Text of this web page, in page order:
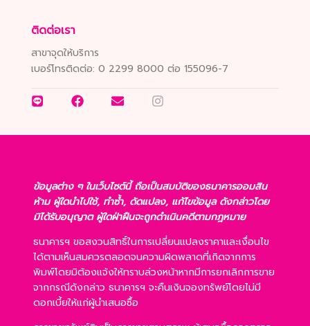
ติดต่อเรา
สาขาจุดให้บริการ
เบอร์โทรติดต่อ: 0 2299 8000 ต่อ 155096-7
ข้อมูลต่าง ๆ ในเว็บไซต์นี้ ถือเป็นสมบัติของธนาคารออมสิน
ห้าม ผู้ใดนำไปใช้, ทำซ้ำ, ดัดแปลง, แก้ไขข้อมูล ดังกล่าวโดย
มิได้รับอนุญาต ผู้ใดฝ่าฝืนจะถูกดำเนินคดีตามกฎหมาย
ธนาคารฯ ขอสงวนสิทธิ์ในการเปลี่ยนแปลงราคาและเงื่อนไข
ได้ตามเห็นสมควรตลอดจนความผิดพลาดที่เกิดจากการ
พิมพ์โดยมิต้องแจ้งให้ทราบล่วงหน้าหากมีการยกเลิกการขาย
จากกรณีดังกล่าว ธนาคารฯ จะคืนเงินจองทรัพย์โดยไม่มี
ดอกเบี้ยให้แก่ผู้นำเสนอซื้อ